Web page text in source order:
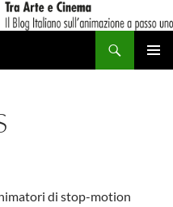
di stop-motion